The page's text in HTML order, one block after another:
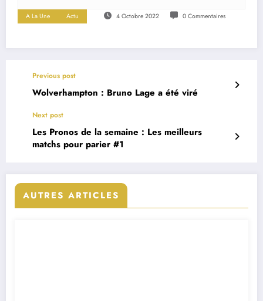
A La Une Actu 4 Octobre 2022 0 Commentaires
Previous post
Wolverhampton : Bruno Lage a été viré
Next post
Les Pronos de la semaine : Les meilleurs
matchs pour parier #1
AUTRES ARTICLES